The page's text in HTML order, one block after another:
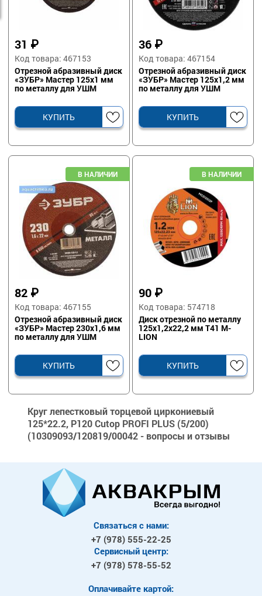
31 ₽
Код товара: 467153
Отрезной абразивный диск
«ЗУБР» Мастер 125х1 мм
по металлу для УШМ
КУПИТЬ
36 ₽
Код товара: 467154
Отрезной абразивный диск
«ЗУБР» Мастер 125х1,2 мм
по металлу для УШМ
КУПИТЬ
82 ₽
Код товара: 467155
Отрезной абразивный диск
«ЗУБР» Мастер 230х1,6 мм
по металлу для УШМ
КУПИТЬ
90 ₽
Код товара: 574718
Диск отрезной по металлу
125х1,2х22,2 мм Т41 M-
LION
КУПИТЬ
Круг лепестковый торцевой циркониевый
125*22.2, P120 Cutop PROFI PLUS (5/200)
(10309093/120819/00042 - вопросы и отзывы
Связаться с нами:
+7 (978) 555-22-25
Сервисный центр:
+7 (978) 578-55-52
Оплачивайте картой: